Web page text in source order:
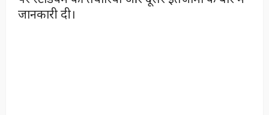
जानकारी दी।